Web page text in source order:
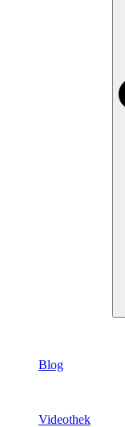
Blog
Videothek